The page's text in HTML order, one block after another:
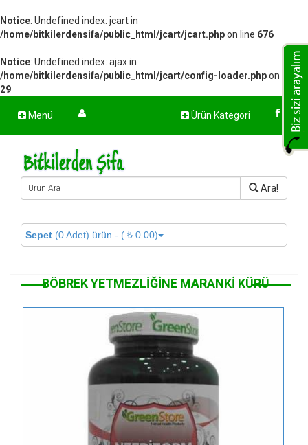
Notice: Undefined index: jcart in
/home/bitkilerdensifa/public_html/jcart/jcart.phpon line 676
Notice: Undefined index: ajax in
/home/bitkilerdensifa/public_html/jcart/config-loader.phpon line
29
Menü Ürün Kategori
Ara!
Sepet (0 Adet) ürün - ( ₺ 0.00)
BÖBREK YETMEZLIĞINE MARANKI KÜRÜ